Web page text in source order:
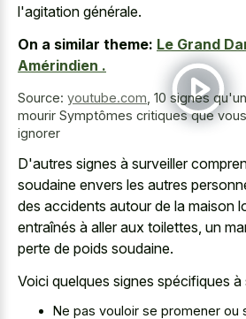
l'agitation générale.
On a similar theme: Le Grand
Amérindien .
Source: youtube.com 10 signes
mourir Symptômes critiques que
ignorer
D'autres signes à surveiller
soudaine envers les autres
des accidents autour de la maison
entraînés à aller aux toilettes, un
perte de poids soudaine.
Voici quelques signes spécifiques à
Ne pas vouloir se promener ou